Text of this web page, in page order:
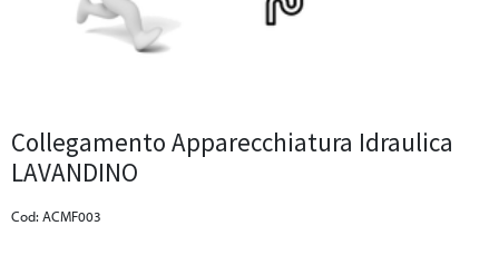
Collegamento Apparecchiatura Idraulica
LAVANDINO
Cod: ACMF003